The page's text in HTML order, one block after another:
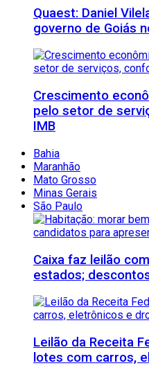
Quaest: Daniel
governo de Goiás
Crescimento
pelo setor de
IMB
Bahia
Maranhão
Mato Grosso
Minas Gerais
São Paulo
Caixa faz leilão
estados;
Leilão da Receita
lotes com carros,